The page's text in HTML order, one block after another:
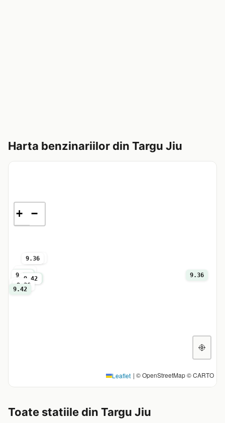
Harta benzinariilor din Targu Jiu
9.32 9.36
9.36
9.36
9.36
9.42
9.42
9.42
9.42
9.42
9.36
+ −
Leaflet | © OpenStreetMap © CARTO
Toate statiile din Targu Jiu